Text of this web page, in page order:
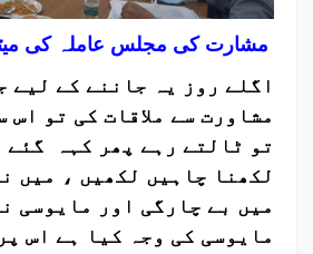
مشاورت سے ملاقات کی تو اس
تو ٹالتے رہے پھر کہہ
لکھنا چاہیں لکھیں ، میں
میں بے چارگی اور مایوسی
مایوسی کی وجہ کیا ہے اس